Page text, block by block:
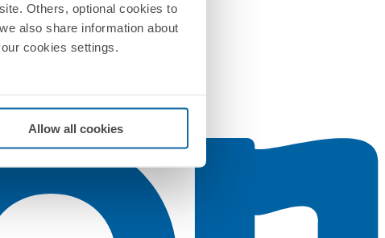
Others, optional cookies to
also share information about
cookies settings.
Allow all cookies